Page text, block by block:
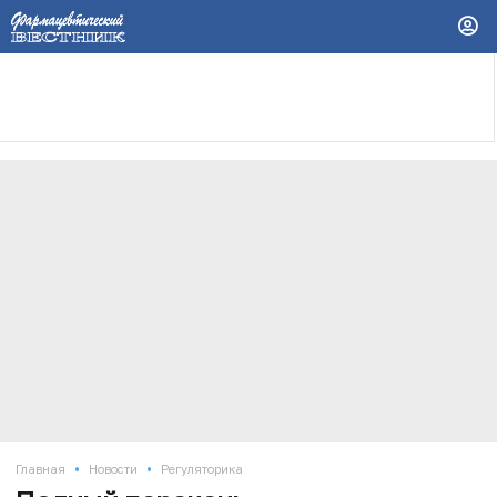
Главная • Новости • Регуляторика